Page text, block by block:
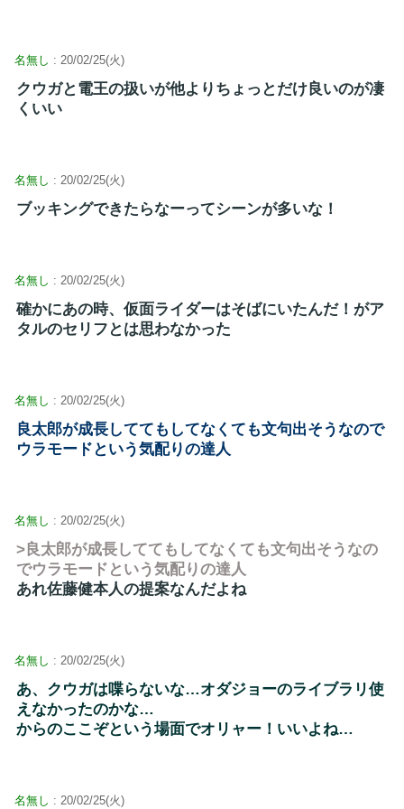
名無し : 20/02/25(火)
クウガと電王の扱いが他よりちょっとだけ良いのが凄
くいい
名無し : 20/02/25(火)
ブッキングできたらなーってシーンが多いな！
名無し : 20/02/25(火)
確かにあの時、仮面ライダーはそばにいたんだ！がア
タルのセリフとは思わなかった
名無し : 20/02/25(火)
良太郎が成長しててもしてなくても文句出そうなので
ウラモードという気配りの達人
名無し : 20/02/25(火)
>良太郎が成長しててもしてなくても文句出そうなの
でウラモードという気配りの達人
あれ佐藤健本人の提案なんだよね
名無し : 20/02/25(火)
あ、クウガは喋らないな…オダジョーのライブラリ使
えなかったのかな…
からのここぞという場面でオリャー！いいよね…
名無し : 20/02/25(火)